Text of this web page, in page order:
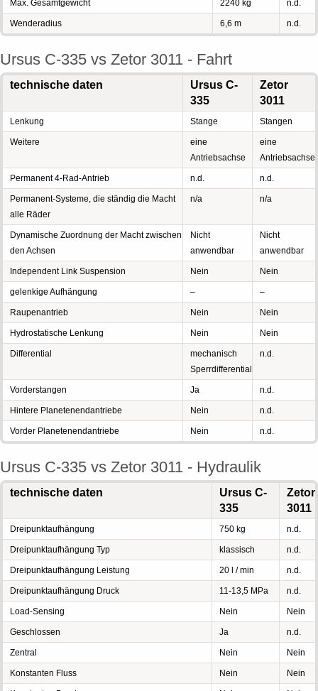
Max. Gesamtgewicht 2240 kg n.d.
Wenderadius 6,6 m n.d.
Ursus C-335 vs Zetor 3011 - Fahrt
technische daten
Ursus C-
335
Zetor
3011
Lenkung Stange Stangen
Weitere
eine
Antriebsachse
eine
Antriebsachse
Permanent 4-Rad-Antrieb n.d. n.d.
Permanent-Systeme, die ständig die Macht
alle Räder
n/a n/a
Dynamische Zuordnung der Macht zwischen
den Achsen
Nicht
anwendbar
Nicht
anwendbar
Independent Link Suspension Nein Nein
gelenkige Aufhängung – –
Raupenantrieb Nein Nein
Hydrostatische Lenkung Nein Nein
Differential
mechanisch
Sperrdifferential
n.d.
Vorderstangen Ja n.d.
Hintere Planetenendantriebe Nein n.d.
Vorder Planetenendantriebe Nein n.d.
Ursus C-335 vs Zetor 3011 - Hydraulik
technische daten
Ursus C-
335
Zetor
3011
Dreipunktaufhängung 750 kg n.d.
Dreipunktaufhängung Typ klassisch n.d.
Dreipunktaufhängung Leistung 20 l / min n.d.
Dreipunktaufhängung Druck 11-13,5 MPa n.d.
Load-Sensing Nein Nein
Geschlossen Ja n.d.
Zentral Nein Nein
Konstanten Fluss Nein Nein